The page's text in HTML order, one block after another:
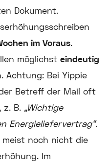
Dokument.
im Voraus.
möglichst eindeutig
Achtung: Bei Yippie
Betreff der Mail oft
B. „Wichtige
Energieliefervertrag“.
noch nicht die
Im